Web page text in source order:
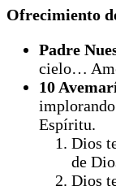
Ofrecimiento
Padre
cielo…
10
Espíritu.
Dios
de
Dios